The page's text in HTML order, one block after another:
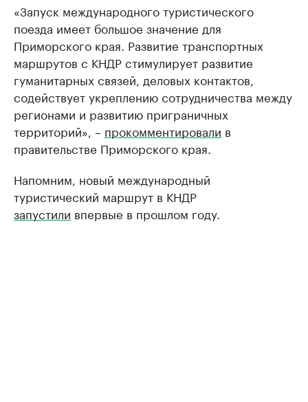
«Запуск международного туристического
поезда имеет большое значение для
Приморского края. Развитие транспортных
маршрутов с КНДР стимулирует развитие
гуманитарных связей, деловых контактов,
содействует укреплению сотрудничества между
регионами и развитию приграничных
территорий», – прокомментировали в
правительстве Приморского края.
Напомним, новый международный
туристический маршрут в КНДР
запустили впервые в прошлом году.